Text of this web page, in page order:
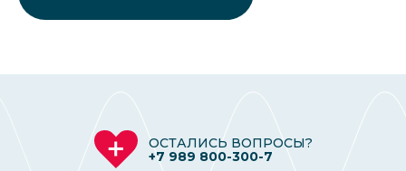
ОСТАЛИСЬ ВОПРОСЫ?
+7 989 800-300-7